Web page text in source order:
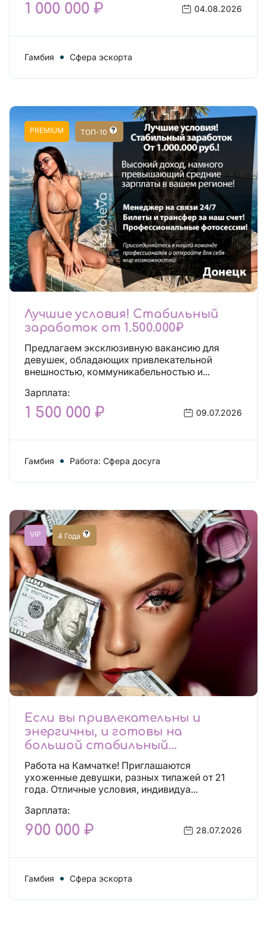
1 000 000 ₽ 04.08.2026
Гамбия Сфера эскорта
PREMIUM ТОП-10
Лучшие условия! Стабильный
заработок от 1.500.000₽
Предлагаем эксклюзивную вакансию для
девушек, обладающих привлекательной
внешностью, коммуникабельностью и...
Зарплата:
1 500 000 ₽ 09.07.2026
Гамбия Работа: Сфера досуга
VIP 4 Года
Если вы привлекательны и
энергичны, и готовы на
большой стабильный
заработок, тогда вы уже нашли,
что искали!
Работа на Камчатке! Приглашаются
ухоженные девушки, разных типажей от 21
года. Отличные условия, индивидуа...
Зарплата:
900 000 ₽ 28.07.2026
Гамбия Сфера эскорта